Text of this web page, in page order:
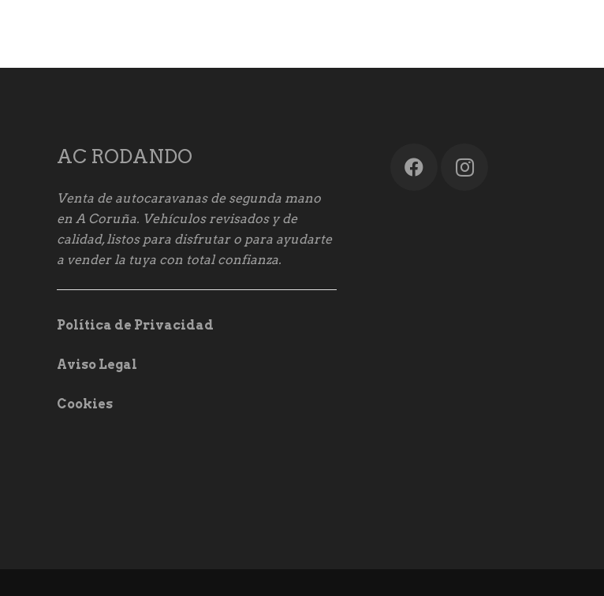
AC RODANDO
Venta de autocaravanas de segunda mano
en A Coruña. Vehículos revisados y de
calidad, listos para disfrutar o para ayudarte
a vender la tuya con total confianza.
Política de Privacidad
Aviso Legal
Cookies